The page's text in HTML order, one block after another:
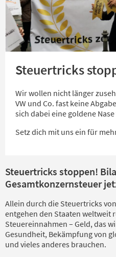
Steuertricks
Wir wollen nicht länger
VW und Co. fast keine
sich dabei eine goldene
Setz dich mit uns ein für
Steuertricks stoppen!
Gesamtkonzernsteuer
Allein durch die Steuertricks von
entgehen den Staaten weltweit
Steuereinnahmen – Geld, das
Gesundheit, Bekämpfung von
und vieles anderes brauchen.